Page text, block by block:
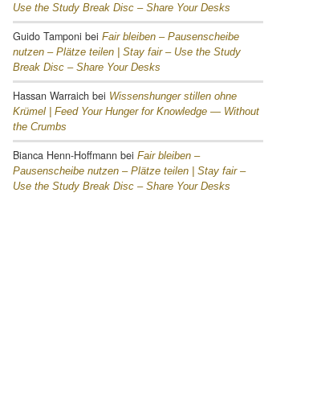
Use the Study Break Disc – Share Your Desks
Guido Tamponi bei Fair bleiben – Pausenscheibe
nutzen – Plätze teilen | Stay fair – Use the Study
Break Disc – Share Your Desks
Hassan Warraich bei Wissenshunger stillen ohne
Krümel | Feed Your Hunger for Knowledge — Without
the Crumbs
Bianca Henn-Hoffmann bei Fair bleiben –
Pausenscheibe nutzen – Plätze teilen | Stay fair –
Use the Study Break Disc – Share Your Desks